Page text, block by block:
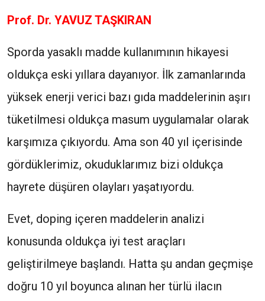
Prof. Dr. YAVUZ TAŞKIRAN
Sporda yasaklı madde kullanımının hikayesi
oldukça eski yıllara dayanıyor. İlk zamanlarında
yüksek enerji verici bazı gıda maddelerinin aşırı
tüketilmesi oldukça masum uygulamalar olarak
karşımıza çıkıyordu. Ama son 40 yıl içerisinde
gördüklerimiz, okuduklarımız bizi oldukça
hayrete düşüren olayları yaşatıyordu.
Evet, doping içeren maddelerin analizi
konusunda oldukça iyi test araçları
geliştirilmeye başlandı. Hatta şu andan geçmişe
doğru 10 yıl boyunca alınan her türlü ilacın